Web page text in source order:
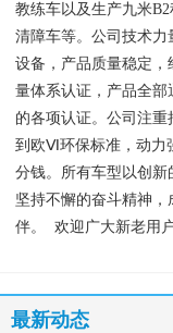
教练车以及生产九米B2
清障车等。公司技术
设备，产品质量稳定，
量体系认证，产品全部
的各项认证。公司注
到欧Ⅵ环保标准，动力
分钱。所有车型以创
坚持不懈的奋斗精神
伴。 欢迎广大新老用
最新动态